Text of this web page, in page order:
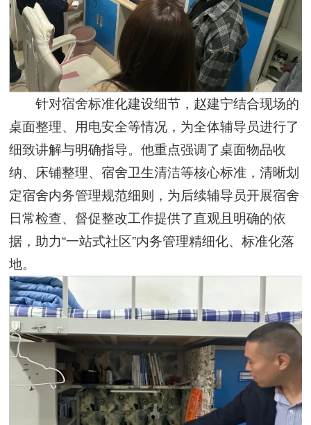
针对宿舍标准化建设细节，赵建宁结合现场的
桌面整理、用电安全等情况，为全体辅导员进行了
细致讲解与明确指导。他重点强调了桌面物品收
纳、床铺整理、宿舍卫生清洁等核心标准，清晰划
定宿舍内务管理规范细则，为后续辅导员开展宿舍
日常检查、督促整改工作提供了直观且明确的依
据，助力“一站式社区”内务管理精细化、标准化落
地。